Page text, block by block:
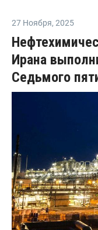
27 Ноября, 2025
Ирана
Седьмого